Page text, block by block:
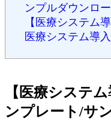
ンプルダウンロ
【医療システム
医療システム導
【医療システ
ンプレート/サ